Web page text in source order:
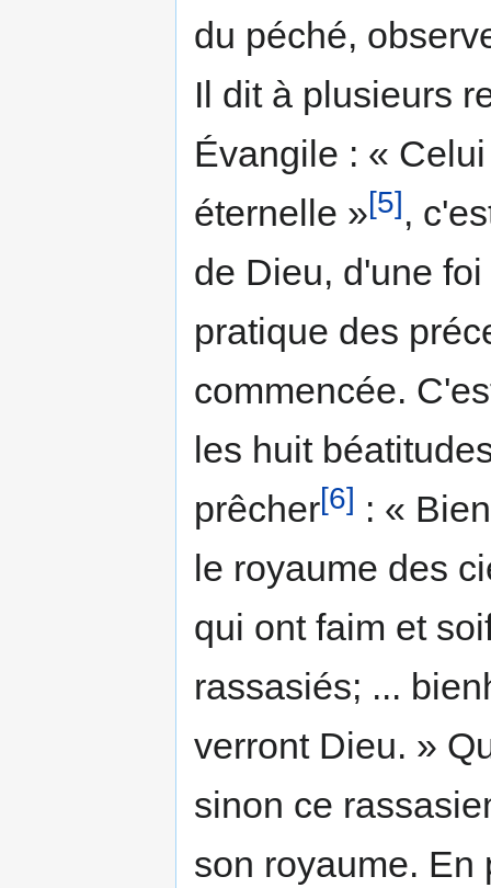
du péché,
Il dit à plusieurs
Évangile : «
éternelle »[5],
de Dieu, d'une
pratique des
commencée.
les huit
prêcher[6] : «
le royaume des
qui ont faim et
rassasiés; ...
verront Dieu. »
sinon ce
son royaume. En